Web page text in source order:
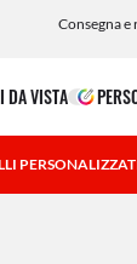
Consegna
DA VISTA